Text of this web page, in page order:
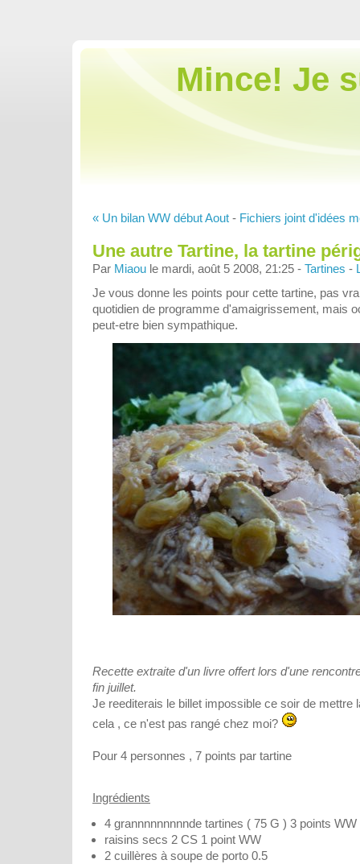
Mince! Je
« Un bilan WW début Aout - Fichiers joint d'idées
Une autre Tartine, la tartine
Par Miaou le mardi, août 5 2008, 21:25 - Tartines -
Je vous donne les points pour cette tartine, pas
quotidien de programme d'amaigrissement, mais
peut-etre bien sympathique.
Recette extraite d'un livre offert lors d'une
fin juillet.
Je reediterais le billet impossible ce soir de mettre
cela , ce n'est pas rangé chez moi?
Pour 4 personnes , 7 points par tartine
Ingrédients
4 grannnnnnnnnde tartines ( 75 G ) 3 points WW
raisins secs 2 CS 1 point WW
2 cuillères à soupe de porto 0.5